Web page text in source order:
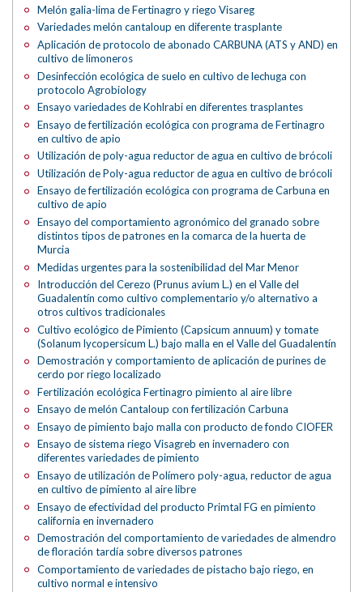
Melón galia-lima de Fertinagro y riego Visareg
Variedades melón cantaloup en diferente trasplante
Aplicación de protocolo de abonado CARBUNA (ATS y AND) en
cultivo de limoneros
Desinfección ecológica de suelo en cultivo de lechuga con
protocolo Agrobiology
Ensayo variedades de Kohlrabi en diferentes trasplantes
Ensayo de fertilización ecológica con programa de Fertinagro
en cultivo de apio
Utilización de poly-agua reductor de agua en cultivo de brócoli
Utilización de Poly-agua reductor de agua en cultivo de brócoli
Ensayo de fertilización ecológica con programa de Carbuna en
cultivo de apio
Ensayo del comportamiento agronómico del granado sobre
distintos tipos de patrones en la comarca de la huerta de
Murcia
Medidas urgentes para la sostenibilidad del Mar Menor
Introducción del Cerezo (Prunus avium L.) en el Valle del
Guadalentín como cultivo complementario y/o alternativo a
otros cultivos tradicionales
Cultivo ecológico de Pimiento (Capsicum annuum) y tomate
(Solanum lycopersicum L.) bajo malla en el Valle del Guadalentín
Demostración y comportamiento de aplicación de purines de
cerdo por riego localizado
Fertilización ecológica Fertinagro pimiento al aire libre
Ensayo de melón Cantaloup con fertilización Carbuna
Ensayo de pimiento bajo malla con producto de fondo CIOFER
Ensayo de sistema riego Visagreb en invernadero con
diferentes variedades de pimiento
Ensayo de utilización de Polímero poly-agua, reductor de agua
en cultivo de pimiento al aire libre
Ensayo de efectividad del producto Primtal FG en pimiento
california en invernadero
Demostración del comportamiento de variedades de almendro
de floración tardía sobre diversos patrones
Comportamiento de variedades de pistacho bajo riego, en
cultivo normal e intensivo